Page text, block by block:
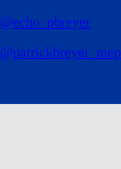
@echo_pbreyer
@patrickbreyer_mep